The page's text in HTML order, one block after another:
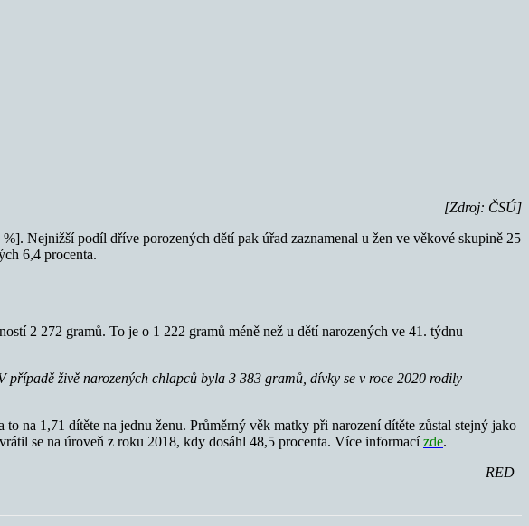
[Zdroj: ČSÚ]
Nejnižší podíl dříve porozených dětí pak úřad zaznamenal u žen ve věkové skupině 25
6,4 procenta.
2 272 gramů. To je o 1 222 gramů méně než u dětí narozených ve 41. týdnu
živě narozených chlapců byla 3 383 gramů, dívky se v roce 2020 rodily
na 1,71 dítěte na jednu ženu. Průměrný věk matky při narození dítěte zůstal stejný jako
se na úroveň z roku 2018, kdy dosáhl 48,5 procenta. Více informacízde.
–RED–